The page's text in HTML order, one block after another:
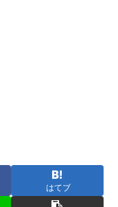
はてブ